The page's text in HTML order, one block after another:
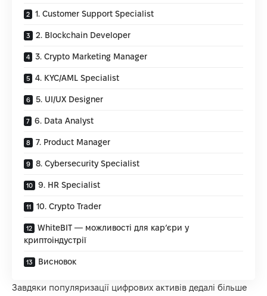
1. Customer Support Specialist
2. Blockchain Developer
3. Crypto Marketing Manager
4. KYC/AML Specialist
5. UI/UX Designer
6. Data Analyst
7. Product Manager
8. Cybersecurity Specialist
9. HR Specialist
10. Crypto Trader
WhiteBIT — можливості для кар’єри у
криптоіндустрії
Висновок
Завдяки популяризації цифрових активів дедалі більше